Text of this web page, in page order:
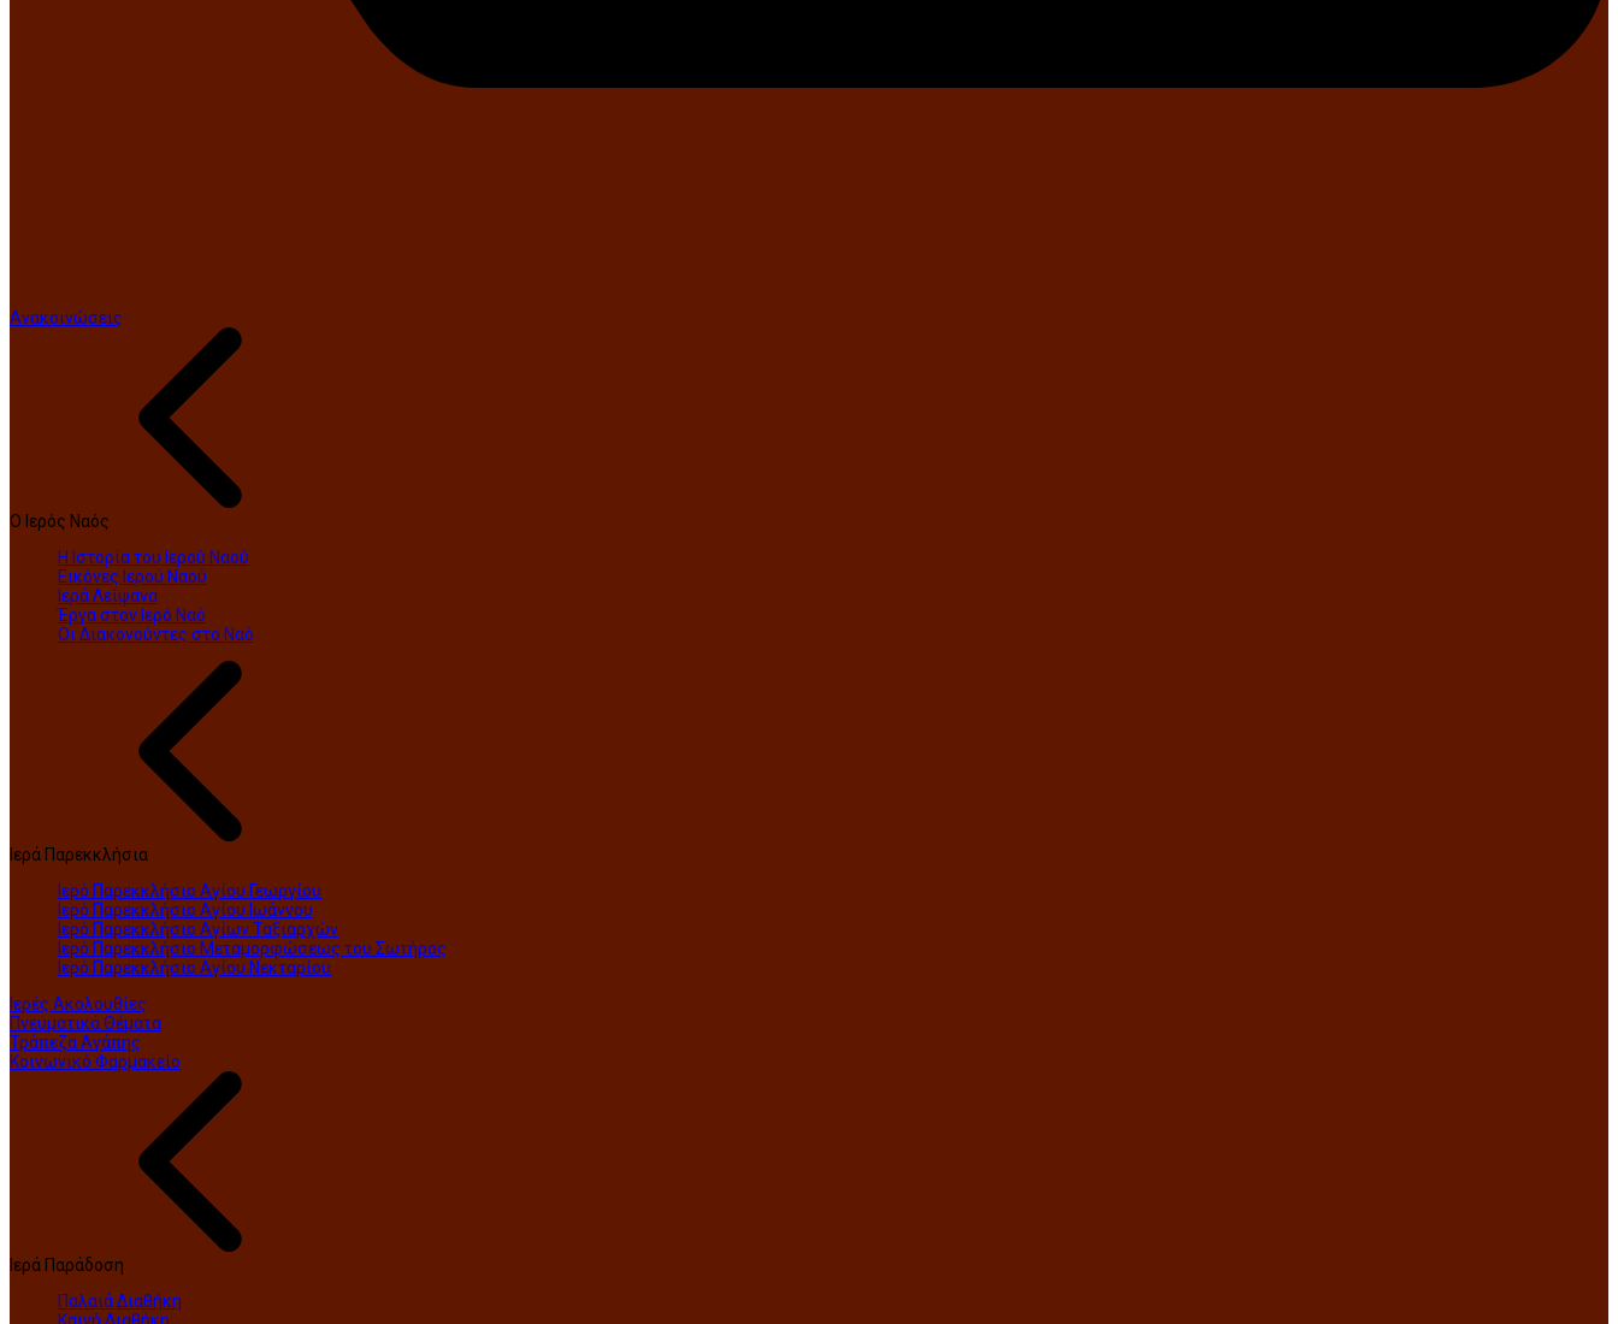
Ανακοινώσεις
Ο Ιερός Ναός
Η Ιστορία του Ιερού Ναού
Εικόνες Ιερού Ναού
Ιερά Λείψανα
Έργα στον Ιερό Ναό
Οι Διακονούντες στο Ναό
Ιερά Παρεκκλήσια
Ιερό Παρεκκλήσιο Αγίου Γεωργίου
Ιερό Παρεκκλήσιο Αγίου Ιωάννου
Ιερό Παρεκκλήσιο Αγίων Ταξιαρχών
Ιερό Παρεκκλήσιο Μεταμορφώσεως του Σωτήρος
Ιερό Παρεκκλήσιο Αγίου Νεκταρίου
Ιερές Ακολουθίες
Πνευματικά Θέματα
Τράπεζα Αγάπης
Κοινωνικό Φαρμακείο
Ιερά Παράδοση
Παλαιά Διαθήκη